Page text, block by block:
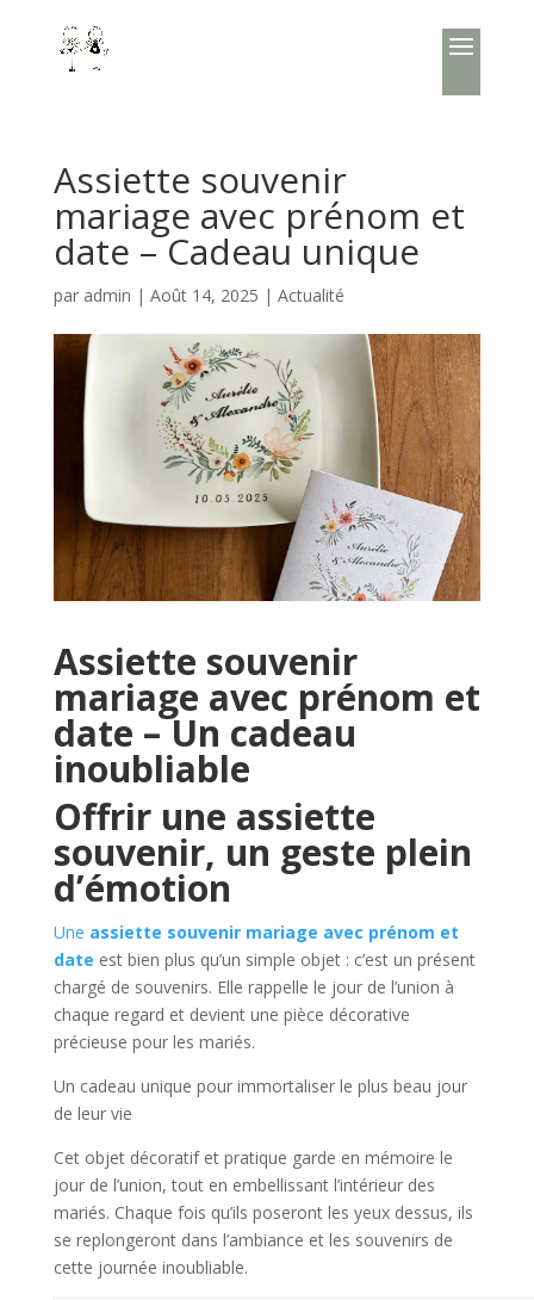
Assiette souvenir
mariage avec prénom et
date – Cadeau unique
par admin | Août 14, 2025 | Actualité
Assiette souvenir
mariage avec prénom et
date – Un cadeau
inoubliable
Offrir une assiette
souvenir, un geste plein
d’émotion
Une assiette souvenir mariage avec prénom et
date est bien plus qu’un simple objet : c’est un présent
chargé de souvenirs. Elle rappelle le jour de l’union à
chaque regard et devient une pièce décorative
précieuse pour les mariés.
Un cadeau unique pour immortaliser le plus beau jour
de leur vie
Cet objet décoratif et pratique garde en mémoire le
jour de l’union, tout en embellissant l’intérieur des
mariés. Chaque fois qu’ils poseront les yeux dessus, ils
se replongeront dans l’ambiance et les souvenirs de
cette journée inoubliable.